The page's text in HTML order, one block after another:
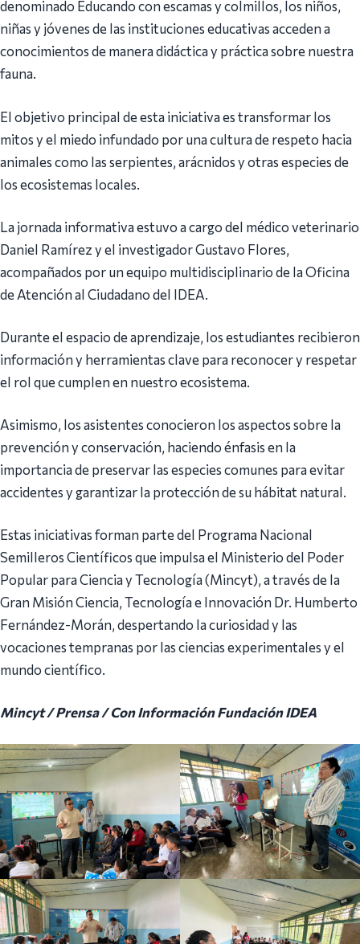
denominado Educando con escamas y colmillos, los niños,
niñas y jóvenes de las instituciones educativas acceden a
conocimientos de manera didáctica y práctica sobre nuestra
fauna.
El objetivo principal de esta iniciativa es transformar los
mitos y el miedo infundado por una cultura de respeto hacia
animales como las serpientes, arácnidos y otras especies de
los ecosistemas locales.
La jornada informativa estuvo a cargo del médico veterinario
Daniel Ramírez y el investigador Gustavo Flores,
acompañados por un equipo multidisciplinario de la Oficina
de Atención al Ciudadano del IDEA.
Durante el espacio de aprendizaje, los estudiantes recibieron
información y herramientas clave para reconocer y respetar
el rol que cumplen en nuestro ecosistema.
Asimismo, los asistentes conocieron los aspectos sobre la
prevención y conservación, haciendo énfasis en la
importancia de preservar las especies comunes para evitar
accidentes y garantizar la protección de su hábitat natural.
Estas iniciativas forman parte del Programa Nacional
Semilleros Científicos que impulsa el Ministerio del Poder
Popular para Ciencia y Tecnología (Mincyt), a través de la
Gran Misión Ciencia, Tecnología e Innovación Dr. Humberto
Fernández-Morán, despertando la curiosidad y las
vocaciones tempranas por las ciencias experimentales y el
mundo científico.
Mincyt / Prensa / Con Información Fundación IDEA